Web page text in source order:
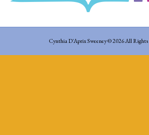
Cynthia D'Aprix Sweeney © 2026 All Rights